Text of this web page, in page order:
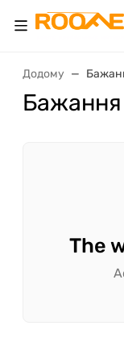
Додому
Бажання
The